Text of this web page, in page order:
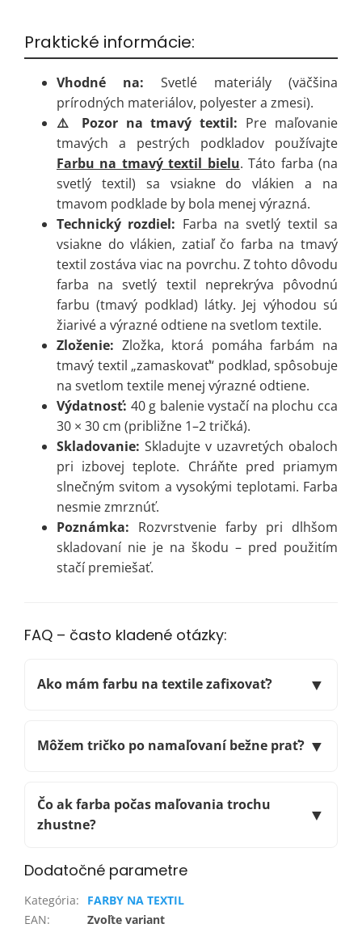
Praktické informácie:
Vhodné na: Svetlé materiály (väčšina
prírodných materiálov, polyester a zmesi).
⚠️ Pozor na tmavý textil: Pre maľovanie
tmavých a pestrých podkladov používajte
Farbu na tmavý textil bielu. Táto farba (na
svetlý textil) sa vsiakne do vlákien a na
tmavom podklade by bola menej výrazná.
Technický rozdiel: Farba na svetlý textil sa
vsiakne do vlákien, zatiaľ čo farba na tmavý
textil zostáva viac na povrchu. Z tohto dôvodu
farba na svetlý textil neprekrýva pôvodnú
farbu (tmavý podklad) látky. Jej výhodou sú
žiarivé a výrazné odtiene na svetlom textile.
Zloženie: Zložka, ktorá pomáha farbám na
tmavý textil „zamaskovať“ podklad, spôsobuje
na svetlom textile menej výrazné odtiene.
Výdatnosť: 40 g balenie vystačí na plochu cca
30 × 30 cm (približne 1–2 tričká).
Skladovanie: Skladujte v uzavretých obaloch
pri izbovej teplote. Chráňte pred priamym
slnečným svitom a vysokými teplotami. Farba
nesmie zmrznúť.
Poznámka: Rozvrstvenie farby pri dlhšom
skladovaní nie je na škodu – pred použitím
stačí premiešať.
FAQ – často kladené otázky:
Ako mám farbu na textile zafixovať? ▼
Môžem tričko po namaľovaní bežne prať? ▼
Čo ak farba počas maľovania trochu
zhustne?
▼
Dodatočné parametre
Kategória:
FARBY NA TEXTIL
EAN: Zvoľte variant